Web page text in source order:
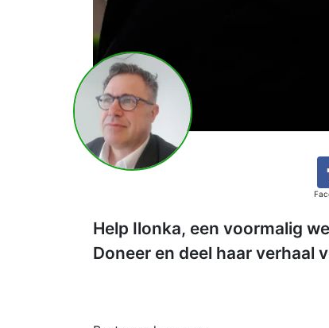
Help Ilonka, een voormalig
Doneer en deel haar verhaal